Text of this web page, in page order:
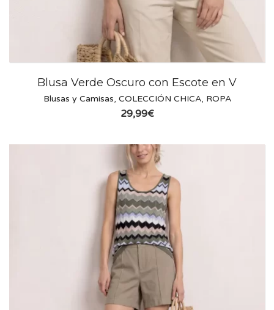
Blusa Verde Oscuro con Escote en V
Blusas y Camisas, COLECCIÓN CHICA, ROPA
29,99€